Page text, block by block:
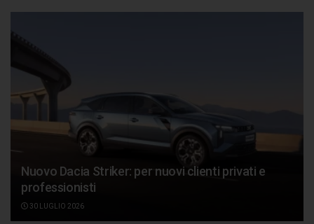
Nuovo Dacia Striker: per nuovi clienti privati e
professionisti
30 LUGLIO 2026